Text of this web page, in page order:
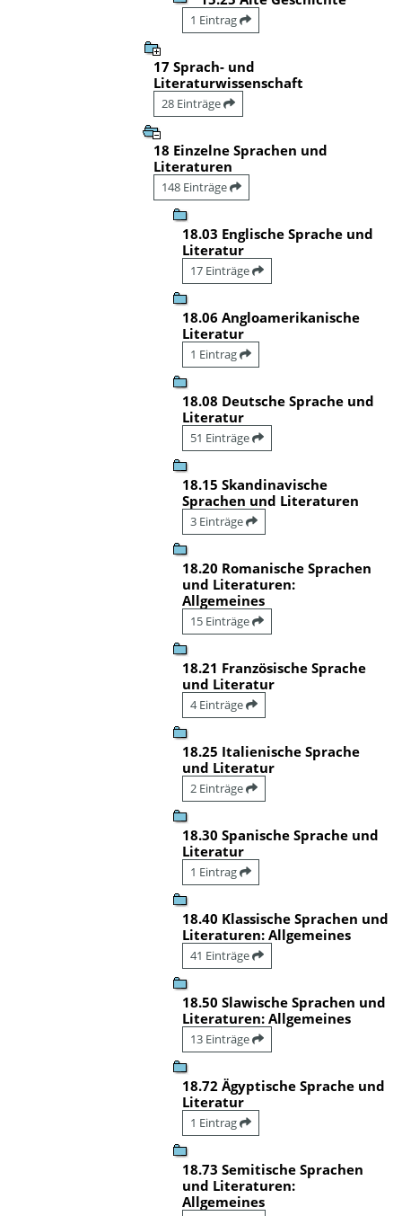
1 Eintrag
17 Sprach- und
Literaturwissenschaft
28 Einträge
18 Einzelne Sprachen und
Literaturen
148 Einträge
18.03 Englische Sprache und
Literatur
17 Einträge
18.06 Angloamerikanische
Literatur
1 Eintrag
18.08 Deutsche Sprache und
Literatur
51 Einträge
18.15 Skandinavische
Sprachen und Literaturen
3 Einträge
18.20 Romanische Sprachen
und Literaturen:
Allgemeines
15 Einträge
18.21 Französische Sprache
und Literatur
4 Einträge
18.25 Italienische Sprache
und Literatur
2 Einträge
18.30 Spanische Sprache und
Literatur
1 Eintrag
18.40 Klassische Sprachen und
Literaturen: Allgemeines
41 Einträge
18.50 Slawische Sprachen und
Literaturen: Allgemeines
13 Einträge
18.72 Ägyptische Sprache und
Literatur
1 Eintrag
18.73 Semitische Sprachen
und Literaturen:
Allgemeines